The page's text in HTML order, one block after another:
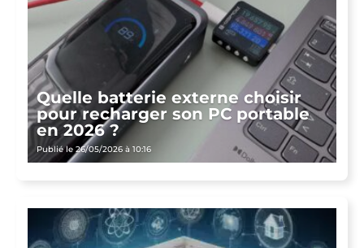
Quelle batterie externe choisir
pour recharger son PC portable
en 2026 ?
Publié le 26/05/2026 à 10:16